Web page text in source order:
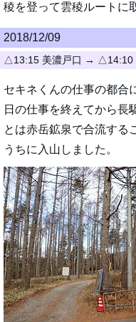
稜を登って雲稜ルートに
2018/12/09
△13:15 美濃戸口 → △14:10
セキネくんの仕事の都合
日の仕事を終えてから長
とは赤岳鉱泉で合流する
うちに入山しました。